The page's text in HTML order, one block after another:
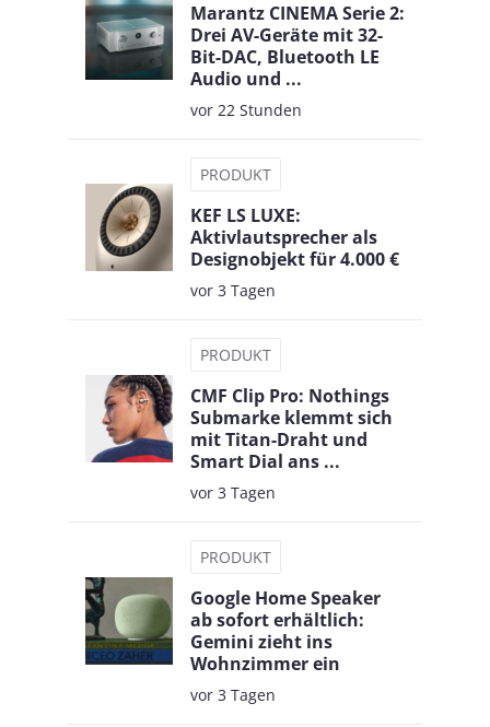
Marantz CINEMA Serie 2:
Drei AV-Geräte mit 32-
Bit-DAC, Bluetooth LE
Audio und ...
vor 22 Stunden
PRODUKT
KEF LS LUXE:
Aktivlautsprecher als
Designobjekt für 4.000 €
vor 3 Tagen
PRODUKT
CMF Clip Pro: Nothings
Submarke klemmt sich
mit Titan-Draht und
Smart Dial ans ...
vor 3 Tagen
PRODUKT
Google Home Speaker
ab sofort erhältlich:
Gemini zieht ins
Wohnzimmer ein
vor 3 Tagen